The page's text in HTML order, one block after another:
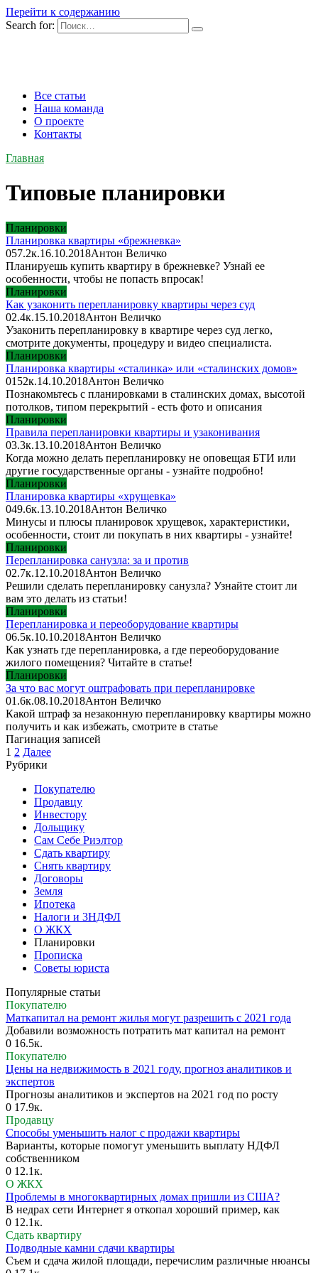
Перейти к содержанию
Search for:
Все статьи
Наша команда
О проекте
Контакты
Главная
Типовые планировки
Планировки
Планировка квартиры «брежневка»
057.2к.16.10.2018Антон Величко
Планируешь купить квартиру в брежневке? Узнай ее
особенности, чтобы не попасть впросак!
Планировки
Как узаконить перепланировку квартиры через суд
02.4к.15.10.2018Антон Величко
Узаконить перепланировку в квартире через суд легко,
смотрите документы, процедуру и видео специалиста.
Планировки
Планировка квартиры «сталинка» или «сталинских домов»
0152к.14.10.2018Антон Величко
Познакомьтесь с планировками в сталинских домах, высотой
потолков, типом перекрытий - есть фото и описания
Планировки
Правила перепланировки квартиры и узаконивания
03.3к.13.10.2018Антон Величко
Когда можно делать перепланировку не оповещая БТИ или
другие государственные органы - узнайте подробно!
Планировки
Планировка квартиры «хрущевка»
049.6к.13.10.2018Антон Величко
Минусы и плюсы планировок хрущевок, характеристики,
особенности, стоит ли покупать в них квартиры - узнайте!
Планировки
Перепланировка санузла: за и против
02.7к.12.10.2018Антон Величко
Решили сделать перепланировку санузла? Узнайте стоит ли
вам это делать из статьи!
Планировки
Перепланировка и переоборудование квартиры
06.5к.10.10.2018Антон Величко
Как узнать где перепланировка, а где переоборудование
жилого помещения? Читайте в статье!
Планировки
За что вас могут оштрафовать при перепланировке
01.6к.08.10.2018Антон Величко
Какой штраф за незаконную перепланировку квартиры можно
получить и как избежать, смотрите в статье
Пагинация записей
1 2 Далее
Рубрики
Покупателю
Продавцу
Инвестору
Дольщику
Сам Себе Риэлтор
Сдать квартиру
Снять квартиру
Договоры
Земля
Ипотека
Налоги и 3НДФЛ
О ЖКХ
Планировки
Прописка
Советы юриста
Популярные статьи
Покупателю
Маткапитал на ремонт жилья могут разрешить с 2021 года
Добавили возможность потратить мат капитал на ремонт
0 16.5к.
Покупателю
Цены на недвижимость в 2021 году, прогноз аналитиков и
экспертов
Прогнозы аналитиков и экспертов на 2021 год по росту
0 17.9к.
Продавцу
Способы уменьшить налог с продажи квартиры
Варианты, которые помогут уменьшить выплату НДФЛ
собственником
0 12.1к.
О ЖКХ
Проблемы в многоквартирных домах пришли из США?
В недрах сети Интернет я откопал хороший пример, как
0 12.1к.
Сдать квартиру
Подводные камни сдачи квартиры
Съем и сдача жилой площади, перечислим различные нюансы